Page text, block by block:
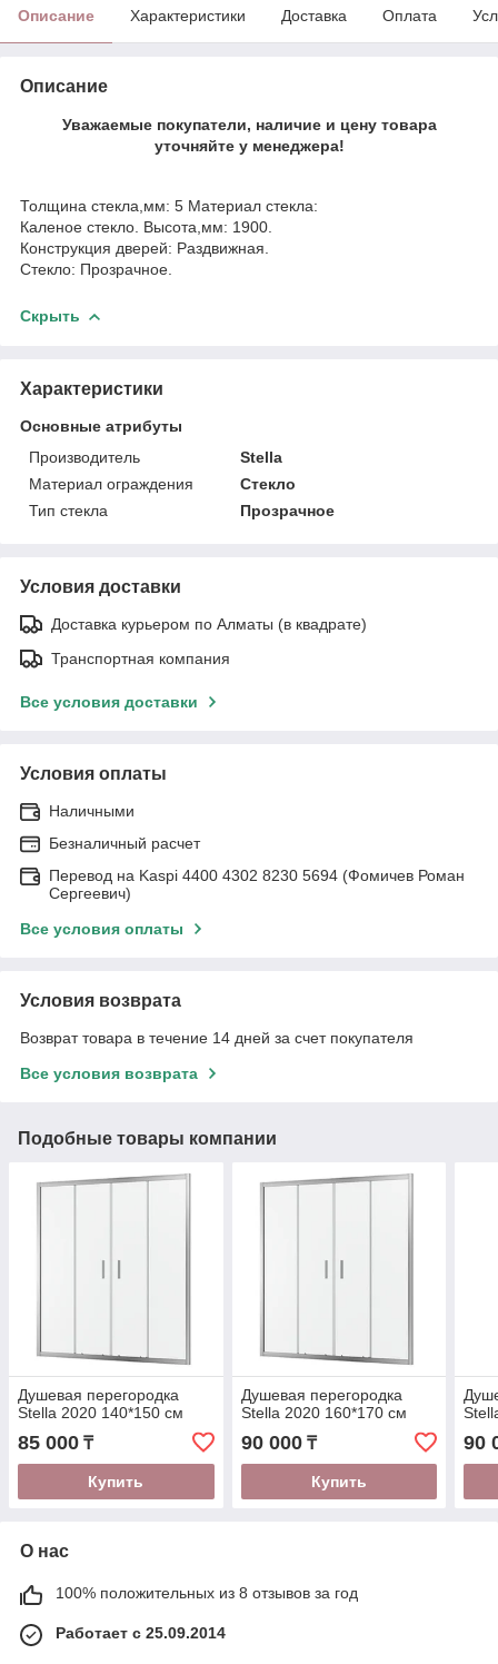
Описание Характеристики Доставка Оплата
Описание
Уважаемые покупатели, наличие и цену товара
уточняйте у менеджера!
Толщина стекла,мм: 5 Материал стекла:
Каленое стекло. Высота,мм: 1900.
Конструкция дверей: Раздвижная.
Стекло: Прозрачное.
Скрыть
Характеристики
Основные атрибуты
Производитель
Stella
Материал ограждения
Стекло
Тип стекла
Прозрачное
Условия доставки
Доставка курьером по Алматы (в квадрате)
Транспортная компания
Все условия доставки
Условия оплаты
Наличными
Безналичный расчет
Перевод на Kaspi 4400 4302 8230 5694 (Фомичев Роман
Сергеевич)
Все условия оплаты
Условия возврата
Возврат товара в течение 14 дней за счет покупателя
Все условия возврата
Подобные товары компании
Душевая перегородка
Stella 2020 140*150 см
85 000 ₸
Купить
Душевая перегородка
Stella 2020 160*170 см
90 000₸
Купить
90
О нас
100% положительных из 8 отзывов за год
Работает с 25.09.2014